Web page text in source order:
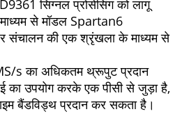
सिग्नल प्रोसेसिंग को लागू
से मॉडल Spartan6
संचालन की एक श्रृंखला के माध्यम से
s का अधिकतम थ्रूपुट प्रदान
का उपयोग करके एक पीसी से जुड़ा है,
बैंडविड्थ प्रदान कर सकता है।